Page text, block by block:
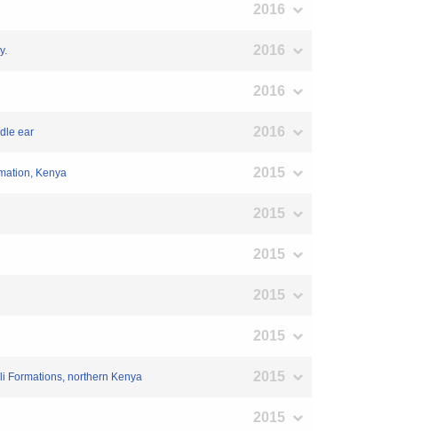
2016
2016
2016
ear 2016
Kenya 2015
2015
2015
2015
2015
Formations, northern Kenya 2015
2015